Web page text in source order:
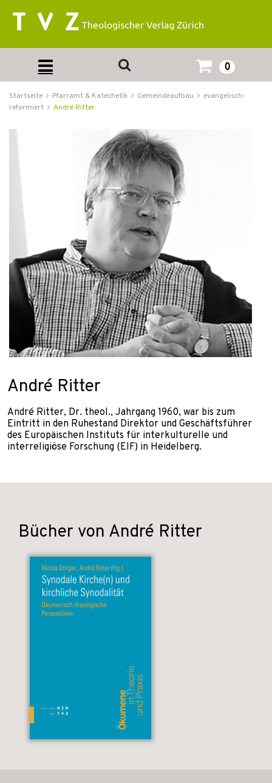
0
Startseite Pfarramt & Katechetik Gemeindeaufbau
evangelisch-
reformiert
André Ritter
André Ritter
André Ritter, Dr. theol., Jahrgang 1960, war bis zum
Eintritt in den Ruhestand Direktor und Geschäftsführer
des Europäischen Instituts für interkulturelle und
interreligiöse Forschung (EIF) in Heidelberg.
Bücher von André Ritter